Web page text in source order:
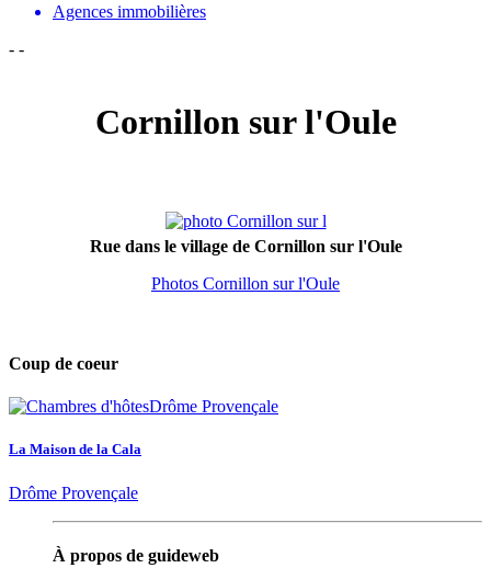
Agences immobilières
- -
Cornillon sur l'Oule
Rue dans le village de Cornillon sur l'Oule
Photos Cornillon sur l'Oule
Coup de coeur
La Maison de la Cala
Drôme Provençale
À propos de guideweb